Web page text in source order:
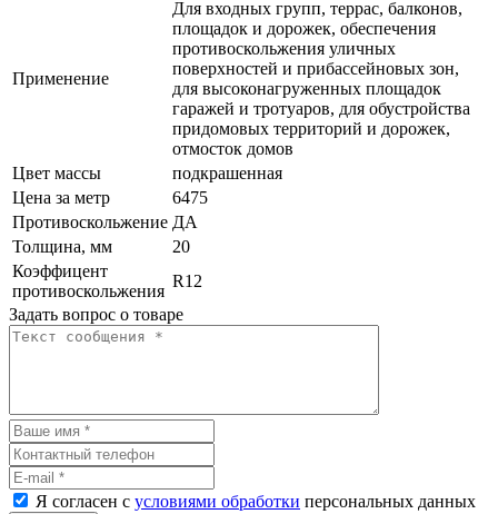
Применение
Для входных групп, террас, балконов,
площадок и дорожек, обеспечения
противоскольжения уличных
поверхностей и прибассейновых зон,
для высоконагруженных площадок
гаражей и тротуаров, для обустройства
придомовых территорий и дорожек,
отмосток домов
Цвет массы
подкрашенная
Цена за метр
6475
Противоскольжение ДА
Толщина, мм
20
Коэффицент
противоскольжения
R12
Задать вопрос о товаре
Я согласен с условиями обработки персональных данных